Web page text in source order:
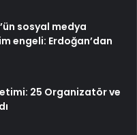
sosyal medya
engeli: Erdoğan’dan
25 Organizatör ve